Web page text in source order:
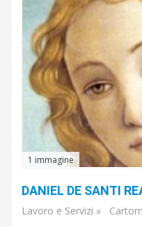
1 immagine
Lavoro e Servizi »